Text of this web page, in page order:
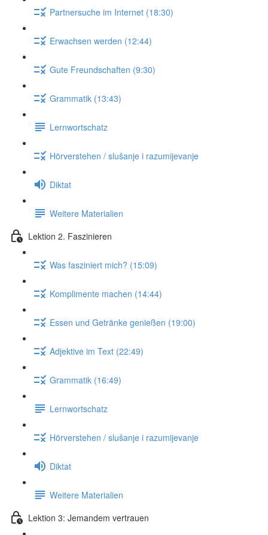
Partnersuche im Internet (18:30)
Erwachsen werden (12:44)
Gute Freundschaften (9:30)
Grammatik (13:43)
Lernwortschatz
Hörverstehen / slušanje i razumijevanje
Diktat
Weitere Materialien
Lektion 2. Faszinieren
Was fasziniert mich? (15:09)
Komplimente machen (14:44)
Essen und Getränke genießen (19:00)
Adjektive im Text (22:49)
Grammatik (16:49)
Lernwortschatz
Hörverstehen / slušanje i razumijevanje
Diktat
Weitere Materialien
Lektion 3: Jemandem vertrauen